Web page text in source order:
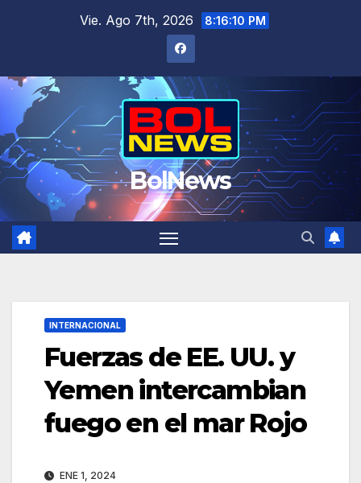
Vie. Ago 7th, 2026 8:16:11 PM
BolNews
INTERNACIONAL
Fuerzas de EE. UU. y
Yemen intercambian
fuego en el mar Rojo
ENE 1, 2024